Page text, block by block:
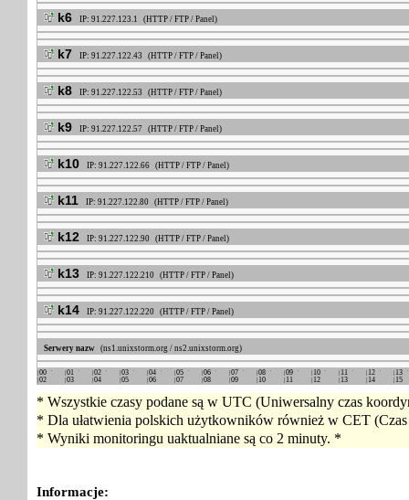
k6 IP: 91.227.123.1 (HTTP / FTP / Panel)
k7 IP: 91.227.122.43 (HTTP / FTP / Panel)
k8 IP: 91.227.122.53 (HTTP / FTP / Panel)
k9 IP: 91.227.122.57 (HTTP / FTP / Panel)
k10 IP: 91.227.122.66 (HTTP / FTP / Panel)
k11 IP: 91.227.122.80 (HTTP / FTP / Panel)
k12 IP: 91.227.122.90 (HTTP / FTP / Panel)
k13 IP: 91.227.122.210 (HTTP / FTP / Panel)
k14 IP: 91.227.122.220 (HTTP / FTP / Panel)
Serwery nazw (ns1.unixstorm.org / ns2.unixstorm.org)
00 01 02 03 04 05 06 07 08 09 10 11 12
13
02
03 04 05 06 07 08 09 10 11 12 13 14 15
* Wszystkie czasy podane są w UTC (Uniwersalny czas
* Dla ułatwienia polskich użytkowników również w CET
* Wyniki monitoringu uaktualniane są co 2 minuty. *
Informacje: